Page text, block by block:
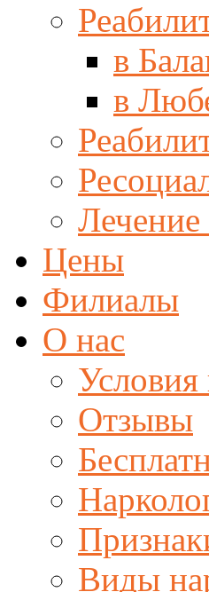
в
в
Цены
Филиалы
О нас
Отзывы
Виды